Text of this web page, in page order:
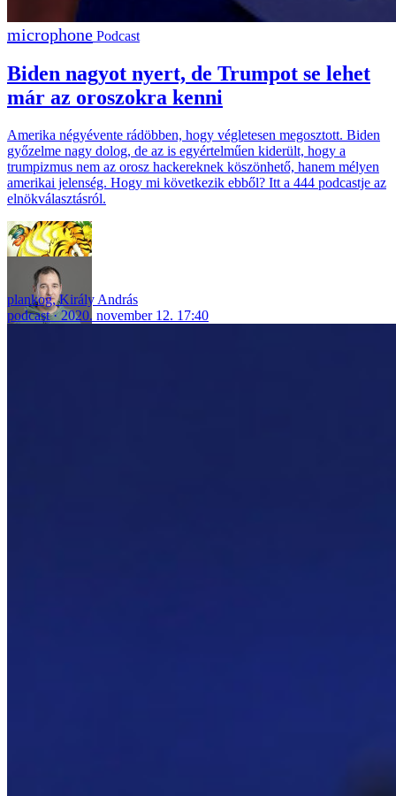
Podcast
Biden nagyot nyert, de Trumpot se lehet
már az oroszokra kenni
Amerika négyévente rádöbben, hogy végletesen megosztott. Biden
győzelme nagy dolog, de az is egyértelműen kiderült, hogy a
trumpizmus nem az orosz hackereknek köszönhető, hanem mélyen
amerikai jelenség. Hogy mi következik ebből? Itt a 444 podcastje az
elnökválasztásról.
plankog,Király András
podcast
2020. november 12. 17:40